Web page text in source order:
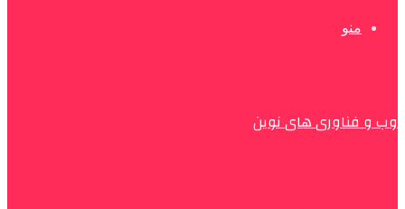
منو
وب و فناوری های نوین